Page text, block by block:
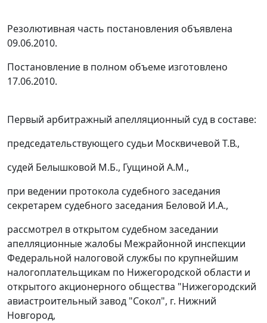
Резолютивная часть постановления объявлена
09.06.2010.
Постановление в полном объеме изготовлено
17.06.2010.
Первый арбитражный апелляционный суд в составе:
председательствующего судьи Москвичевой Т.В.,
судей Белышковой М.Б., Гущиной А.М.,
при ведении протокола судебного заседания
секретарем судебного заседания Беловой И.А.,
рассмотрел в открытом судебном заседании
апелляционные жалобы Межрайонной инспекции
Федеральной налоговой службы по крупнейшим
налогоплательщикам по Нижегородской области и
открытого акционерного общества "Нижегородский
авиастроительный завод "Сокол", г. Нижний
Новгород,